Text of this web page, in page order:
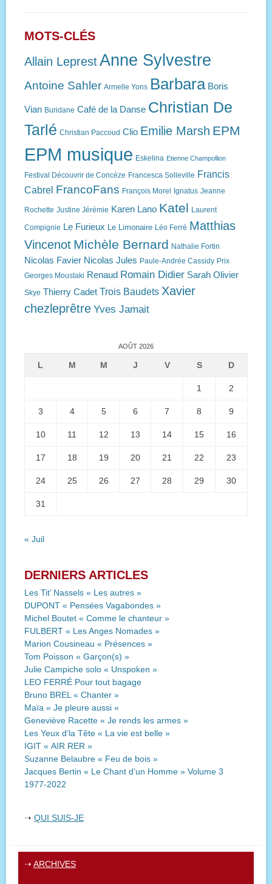
MOTS-CLÉS
Allain LeprestAnne Sylvestre
Antoine Sahler Armelle Yons Barbara Boris
Vian Buridane Café de la Danse Christian De
Tarlé Christian Paccoud Clio Emilie Marsh EPM
EPM musique Eskelina Etienne Champollion
Festival Découvrir de Concèze Francesca Solleville Francis
Cabrel FrancoFans François Morel Ignatus Jeanne
Rochette Justine Jérémie Karen Lano Katel Laurent
Compignie Le Furieux Le Limonaire Léo Ferré Matthias
Vincenot Michèle Bernard Nathalie Fortin
Nicolas Favier Nicolas Jules Paule-Andrée Cassidy Prix
Georges Moustaki Renaud Romain Didier Sarah Olivier
Skye Thierry Cadet Trois Baudets Xavier
chezleprêtre Yves Jamait
AOÛT 2026
L M M J V S D
1 2
3 4 5 6 7 8 9
10 11 12 13 14 15 16
17 18 19 20 21 22 23
24 25 26 27 28 29 30
31
« Juil
DERNIERS ARTICLES
Les Tit’ Nassels « Les autres »
DUPONT « Pensées Vagabondes »
Michel Boutet « Comme le chanteur »
FULBERT « Les Anges Nomades »
Marion Cousineau « Présences »
Tom Poisson « Garçon(s) »
Julie Campiche solo « Unspoken »
LEO FERRÉ Pour tout bagage
Bruno BREL « Chanter »
Maïa « Je pleure aussi «
Geneviève Racette « Je rends les armes »
Les Yeux d’la Tête « La vie est belle »
IGIT « AIR RER »
Suzanne Belaubre « Feu de bois »
Jacques Bertin « Le Chant d’un Homme » Volume 3
1977-2022
➝ QUI SUIS-JE
➝ ARCHIVES